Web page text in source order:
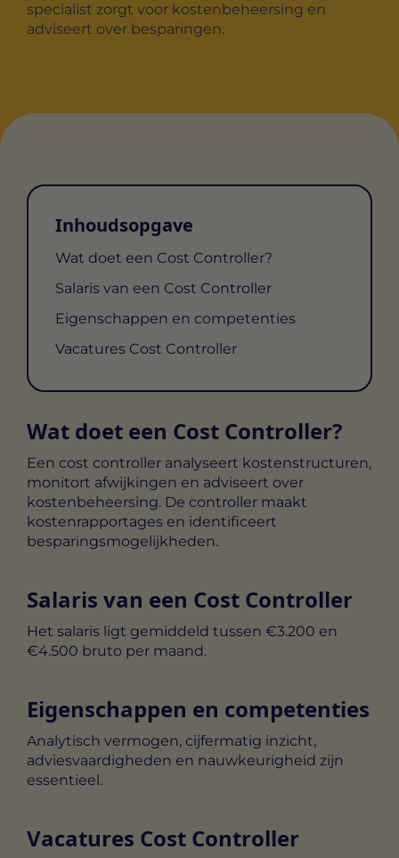
specialist zorgt voor kostenbeheersing en
adviseert over besparingen.
Inhoudsopgave
Wat doet een Cost Controller?
Salaris van een Cost Controller
Eigenschappen en competenties
Vacatures Cost Controller
Wat doet een Cost Controller?
Een cost controller analyseert kostenstructuren,
monitort afwijkingen en adviseert over
kostenbeheersing. De controller maakt
kostenrapportages en identificeert
besparingsmogelijkheden.
Salaris van een Cost Controller
Het salaris ligt gemiddeld tussen €3.200 en
€4.500 bruto per maand.
Eigenschappen en competenties
Analytisch vermogen, cijfermatig inzicht,
adviesvaardigheden en nauwkeurigheid zijn
essentieel.
Vacatures Cost Controller